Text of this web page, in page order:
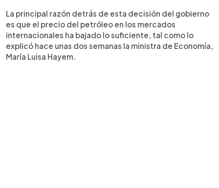
La principal razón detrás de esta decisión del gobierno
es que el precio del petróleo en los mercados
internacionales ha bajado lo suficiente, tal como lo
explicó hace unas dos semanas la ministra de Economía,
María Luisa Hayem.